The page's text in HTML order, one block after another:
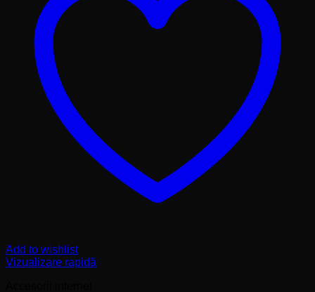
Add to wishlist
Vizualizare rapidă